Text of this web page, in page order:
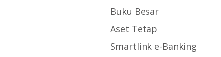
Buku Besar
Aset Tetap
Smartlink e-Banking